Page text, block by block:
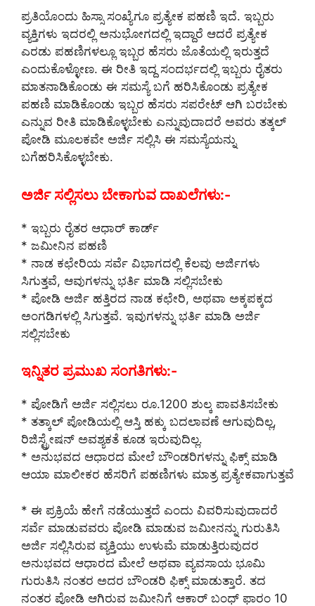
ಪ್ರತಿಯೊಂದು ಹಿಸ್ಸಾ ಸಂಖ್ಯೆಗೂ ಪ್ರತ್ಯೇಕ ಪಹಣಿ ಇದೆ. ಇಬ್ಬರು
ವ್ಯಕ್ತಿಗಳು ಇದರಲ್ಲಿ ಅನುಭೋಗದಲ್ಲಿ ಇದ್ದಾರೆ ಆದರೆ ಪ್ರತ್ಯೇಕ
ಎರಡು ಪಹಣಿಗಳಲ್ಲೂ ಇಬ್ಬರ ಹೆಸರು ಜೊತೆಯಲ್ಲಿ ಇರುತ್ತದೆ
ಎಂದುಕೊಳ್ಳೋಣ. ಈ ರೀತಿ ಇದ್ದ ಸಂದರ್ಭದಲ್ಲಿ ಇಬ್ಬರು ರೈತರು
ಮಾತನಾಡಿಕೊಂಡು ಈ ಸಮಸ್ಯೆ ಬಗೆ ಹರಿಸಿಕೊಂಡು ಪ್ರತ್ಯೇಕ
ಪಹಣಿ ಮಾಡಿಕೊಂಡು ಇಬ್ಬರ ಹೆಸರು ಸಪರೇಟ್ ಆಗಿ ಬರಬೇಕು
ಎನ್ನುವ ರೀತಿ ಮಾಡಿಕೊಳ್ಳಬೇಕು ಎನ್ನುವುದಾದರೆ ಅವರು ತತ್ಕಲ್
ಪೋಡಿ ಮೂಲಕವೇ ಅರ್ಜಿ ಸಲ್ಲಿಸಿ ಈ ಸಮಸ್ಯೆಯನ್ನು
ಬಗೆಹರಿಸಿಕೊಳ್ಳಬೇಕು.
ಅರ್ಜಿ ಸಲ್ಲಿಸಲು ಬೇಕಾಗುವ ದಾಖಲೆಗಳು:-
* ಇಬ್ಬರು ರೈತರ ಆಧಾರ್ ಕಾರ್ಡ್
* ಜಮೀನಿನ ಪಹಣಿ
* ನಾಡ ಕಛೇರಿಯ ಸರ್ವೆ ವಿಭಾಗದಲ್ಲಿ ಕೆಲವು ಅರ್ಜಿಗಳು
ಸಿಗುತ್ತವೆ, ಆವುಗಳನ್ನು ಭರ್ತಿ ಮಾಡಿ ಸಲ್ಲಿಸಬೇಕು
* ಪೋಡಿ ಅರ್ಜಿ ಹತ್ತಿರದ ನಾಡ ಕಛೇರಿ, ಅಥವಾ ಅಕ್ಕಪಕ್ಕದ
ಅಂಗಡಿಗಳಲ್ಲಿ ಸಿಗುತ್ತವೆ. ಇವುಗಳನ್ನು ಭರ್ತಿ ಮಾಡಿ ಅರ್ಜಿ
ಸಲ್ಲಿಸಬೇಕು
ಇನ್ನಿತರ ಪ್ರಮುಖ ಸಂಗತಿಗಳು:-
* ಪೋಡಿಗೆ ಅರ್ಜಿ ಸಲ್ಲಿಸಲು ರೂ.1200 ಶುಲ್ಕ ಪಾವತಿಸಬೇಕು
* ತತ್ಕಾಲ್ ಪೋಡಿಯಲ್ಲಿ ಆಸ್ತಿ ಹಕ್ಕು ಬದಲಾವಣೆ ಆಗುವುದಿಲ್ಲ,
ರಿಜಿಸ್ಟ್ರೇಷನ್ ಅವಶ್ಯಕತೆ ಕೂಡ ಇರುವುದಿಲ್ಲ.
* ಅನುಭವದ ಆಧಾರದ ಮೇಲೆ ಬೌಂಡರಿಗಳನ್ನು ಫಿಕ್ಸ್ ಮಾಡಿ
ಆಯಾ ಮಾಲೀಕರ ಹೆಸರಿಗೆ ಪಹಣಿಗಳು ಮಾತ್ರ ಪ್ರತ್ಯೇಕವಾಗುತ್ತವೆ
* ಈ ಪ್ರಕ್ರಿಯೆ ಹೇಗೆ ನಡೆಯುತ್ತದೆ ಎಂದು ವಿವರಿಸುವುದಾದರೆ
ಸರ್ವೆ ಮಾಡುವವರು ಪೋಡಿ ಮಾಡುವ ಜಮೀನನ್ನು ಗುರುತಿಸಿ
ಅರ್ಜಿ ಸಲ್ಲಿಸಿರುವ ವ್ಯಕ್ತಿಯು ಉಳುಮೆ ಮಾಡುತ್ತಿರುವುದರ
ಅನುಭವದ ಆಧಾರದ ಮೇಲೆ ಅಥವಾ ವ್ಯವಸಾಯ ಭೂಮಿ
ಗುರುತಿಸಿ ನಂತರ ಅದರ ಬೌಂಡರಿ ಫಿಕ್ಸ್ ಮಾಡುತ್ತಾರೆ. ತದ
ನಂತರ ಪೋಡಿ ಆಗಿರುವ ಜಮೀನಿಗೆ ಆಕಾರ್ ಬಂಧ್ ಫಾರಂ 10